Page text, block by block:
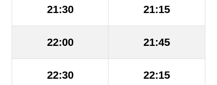
21:30 21:15
22:00 21:45
22:30 22:15